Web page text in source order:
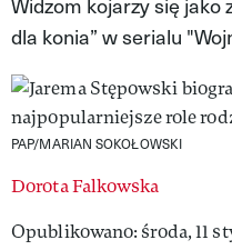
VIVA!MAN
VIVA!PEOPLE POWER
VIVA!ITAKA
MAGAZYN VIVA!
dla konia” w serialu
PAP/MARIAN SOKOŁOWSKI
Dorota Falkowska
Opublikowano: środa, 11